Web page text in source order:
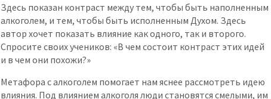
Здесь показан контраст между тем, чтобы быть наполненным
алкоголем, и тем, чтобы быть исполненным Духом. Здесь
автор хочет показать влияние как одного, так и второго.
Спросите своих учеников: «В чем состоит контраст этих идей
и в чем они похожи?»
Метафора с алкоголем помогает нам яснее рассмотреть идею
влияния. Под влиянием алкоголя люди становятся смелыми, им